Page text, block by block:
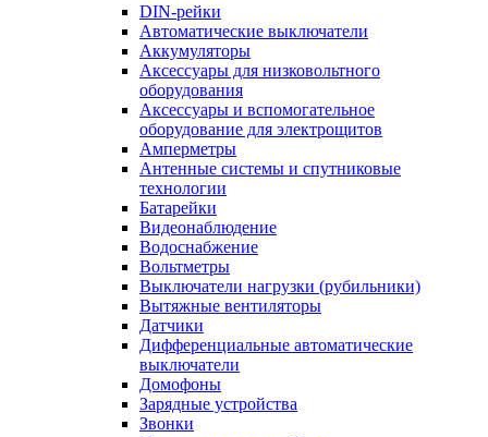
DIN-рейки
Автоматические выключатели
Аккумуляторы
Аксессуары для низковольтного
оборудования
Аксессуары и вспомогательное
оборудование для электрощитов
Амперметры
Антенные системы и спутниковые
технологии
Батарейки
Видеонаблюдение
Водоснабжение
Вольтметры
Выключатели нагрузки (рубильники)
Вытяжные вентиляторы
Датчики
Дифференциальные автоматические
выключатели
Домофоны
Зарядные устройства
Звонки